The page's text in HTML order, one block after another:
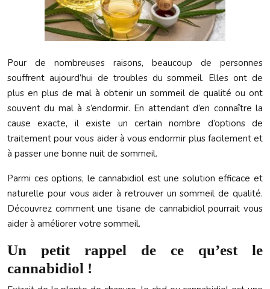
Pour de nombreuses raisons, beaucoup de personnes
souffrent aujourd’hui de troubles du sommeil. Elles ont de
plus en plus de mal à obtenir un sommeil de qualité ou ont
souvent du mal à s’endormir. En attendant d’en connaître la
cause exacte, il existe un certain nombre d’options de
traitement pour vous aider à vous endormir plus facilement et
à passer une bonne nuit de sommeil.
Parmi ces options, le cannabidiol est une solution efficace et
naturelle pour vous aider à retrouver un sommeil de qualité.
Découvrez comment une tisane de cannabidiol pourrait vous
aider à améliorer votre sommeil.
Un petit rappel de ce qu’est le
cannabidiol !